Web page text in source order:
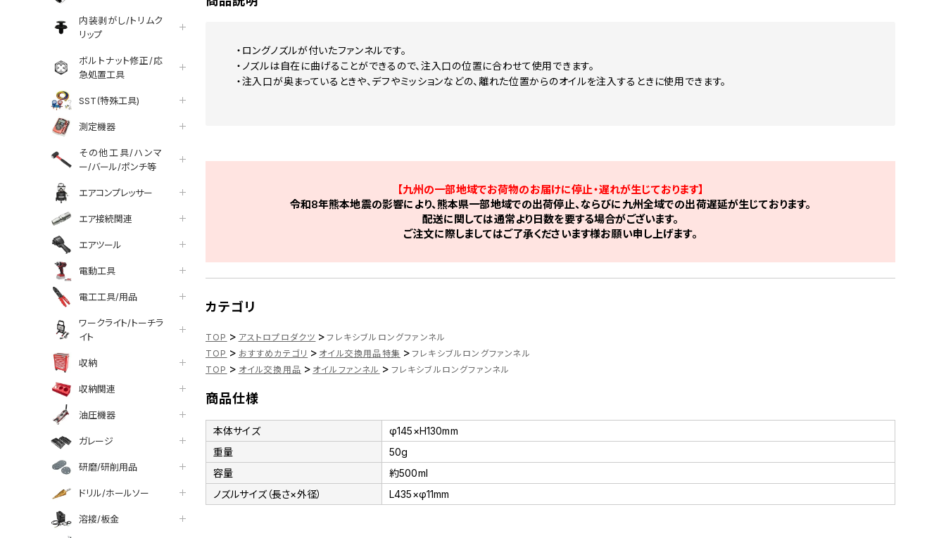
内装剥がし/トリムク
リップ
ボルトナット修正/応
急処置工具
SST(特殊工具)
測定機器
その他工具/ハンマ
ー/バール/ポンチ等
エアコンプレッサー
エア接続関連
エアツール
電動工具
電工工具/用品
ワークライト/トーチラ
イト
収納
収納関連
油圧機器
ガレージ
研磨/研削用品
ドリル/ホールソー
溶接/板金
・ロングノズルが付いたファンネルです。
・ノズルは自在に曲げることができるので、注入口の位置に合わせて使用できます。
・注入口が奥まっているときや、デフやミッションなどの、離れた位置からのオイルを注入するときに使用できます。
【九州の一部地域でお荷物のお届けに停止・遅れが生じております】
令和8年熊本地震の影響により、熊本県一部地域での出荷停止、ならびに九州全域での出荷遅延が生じております。
配送に関しては通常より日数を要する場合がございます。
ご注文に際しましてはご了承くださいます様お願い申し上げます。
カテゴリ
TOP > アストロプロダクツ > フレキシブルロングファンネル
TOP > おすすめカテゴリ > オイル交換用品特集 > フレキシブルロングファンネル
TOP > オイル交換用品 > オイルファンネル > フレキシブルロングファンネル
商品仕様
本体サイズ
φ145×H130mm
重量
50g
容量
約500ml
ノズルサイズ（長さ×外径）
L435×φ11mm